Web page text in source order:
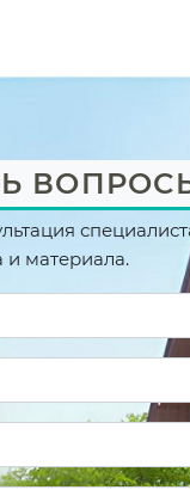
материала.